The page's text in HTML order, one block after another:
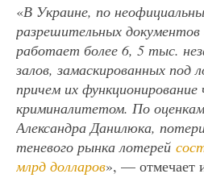
«В Украине, по
разрешительных
работает более 6, 5 тыс.
залов, замаскированных под
причем их функционирование
криминалитетом. По
Александра Данилюка,
теневого рынка лотерей
млрд долларов», — отмечает